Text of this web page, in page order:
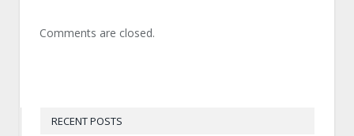
Comments are closed.
RECENT POSTS